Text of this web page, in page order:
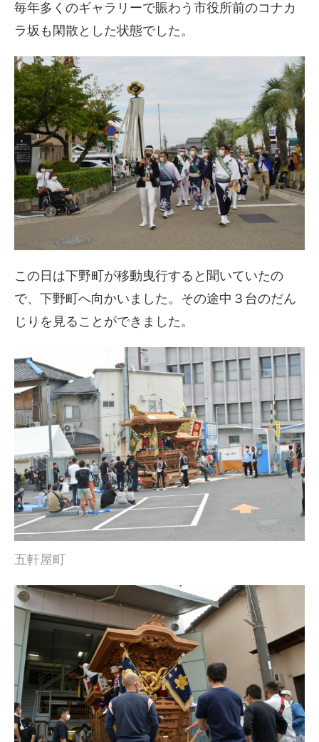
毎年多くのギャラリーで賑わう市役所前のコナカ
ラ坂も閑散とした状態でした。
この日は下野町が移動曳行すると聞いていたの
で、下野町へ向かいました。その途中３台のだん
じりを見ることができました。
五軒屋町